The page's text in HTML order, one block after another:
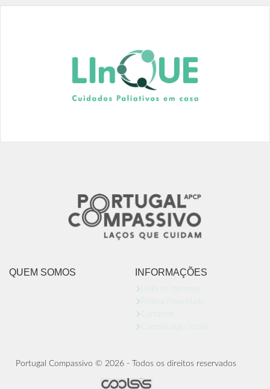
INFORMAÇÕES
Links de Interesse
Politica Privacidade
Contactos
Comunicação Social
QUEM SOMOS
Portugal Compassivo © 2026 - Todos os direitos reservados